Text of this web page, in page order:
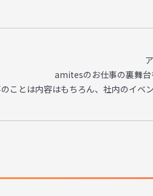
amitesのお仕事の裏舞台
ことは内容はもちろん、 社内のイベ